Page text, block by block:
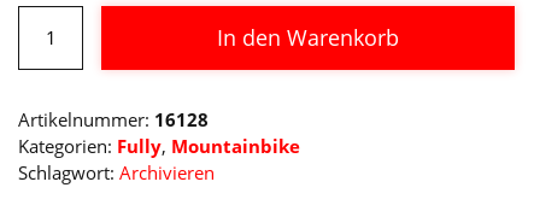
AMS
ONE11
Pro
29
Menge
In den Warenkorb
Artikelnummer: 16128
Kategorien: Fully, Mountainbike
Schlagwort: Archivieren